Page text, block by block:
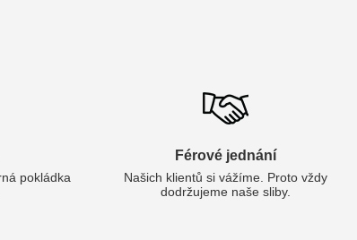
pokládka
Férové jednání
Našich klientů si vážíme. Proto vždy
dodržujeme naše sliby.